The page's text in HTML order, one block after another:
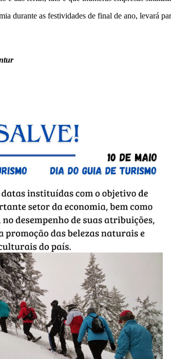
durante as festividades de final de ano, levará